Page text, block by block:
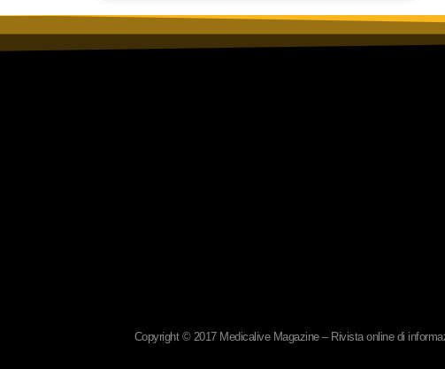
Copyright © 2017 Medicalive Magazine – Rivista online di